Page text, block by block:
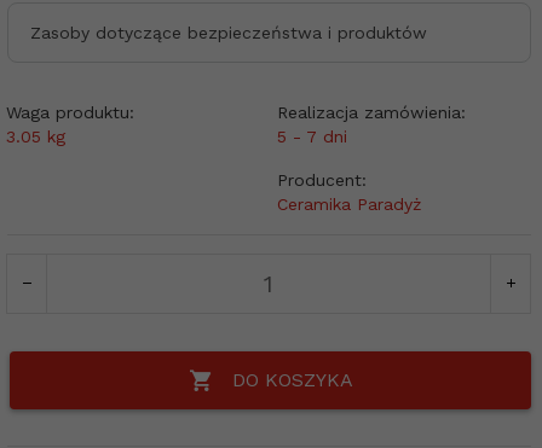
Zasoby dotyczące bezpieczeństwa i produktów
Waga produktu:
3.05 kg
Realizacja zamówienia:
5 - 7 dni
Producent:
Ceramika Paradyż
DO KOSZYKA